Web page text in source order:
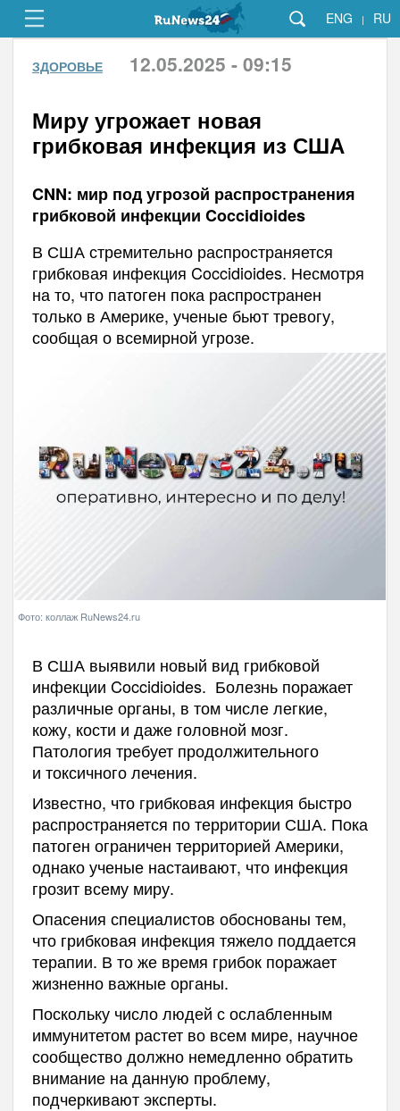
ENG | RU
ЗДОРОВЬЕ 12.05.2025 - 09:15
Миру угрожает новая
грибковая инфекция из США
CNN: мир под угрозой распространения
грибковой инфекции Coccidioides
В США стремительно распространяется
грибковая инфекция Coccidioides. Несмотря
на то, что патоген пока распространен
только в Америке, ученые бьют тревогу,
сообщая о всемирной угрозе.
Фото: коллаж RuNews24.ru
В США выявили новый вид грибковой
инфекции Coccidioides. Болезнь поражает
различные органы, в том числе легкие,
кожу, кости и даже головной мозг.
Патология требует продолжительного
и токсичного лечения.
Известно, что грибковая инфекция быстро
распространяется по территории США. Пока
патоген ограничен территорией Америки,
однако ученые настаивают, что инфекция
грозит всему миру.
Опасения специалистов обоснованы тем,
что грибковая инфекция тяжело поддается
терапии. В то же время грибок поражает
жизненно важные органы.
Поскольку число людей с ослабленным
иммунитетом растет во всем мире, научное
сообщество должно немедленно обратить
внимание на данную проблему,
подчеркивают эксперты.